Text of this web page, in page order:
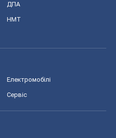
ДПА
НМТ
Електромобілі
Сервіс